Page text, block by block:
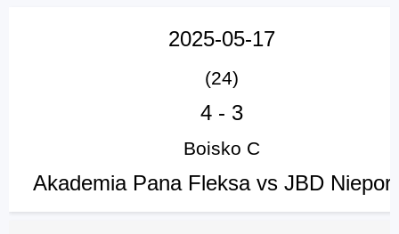
2025-05-17
(24)
4- 3
Boisko C
Akademia Pana Fleksa vs JBD